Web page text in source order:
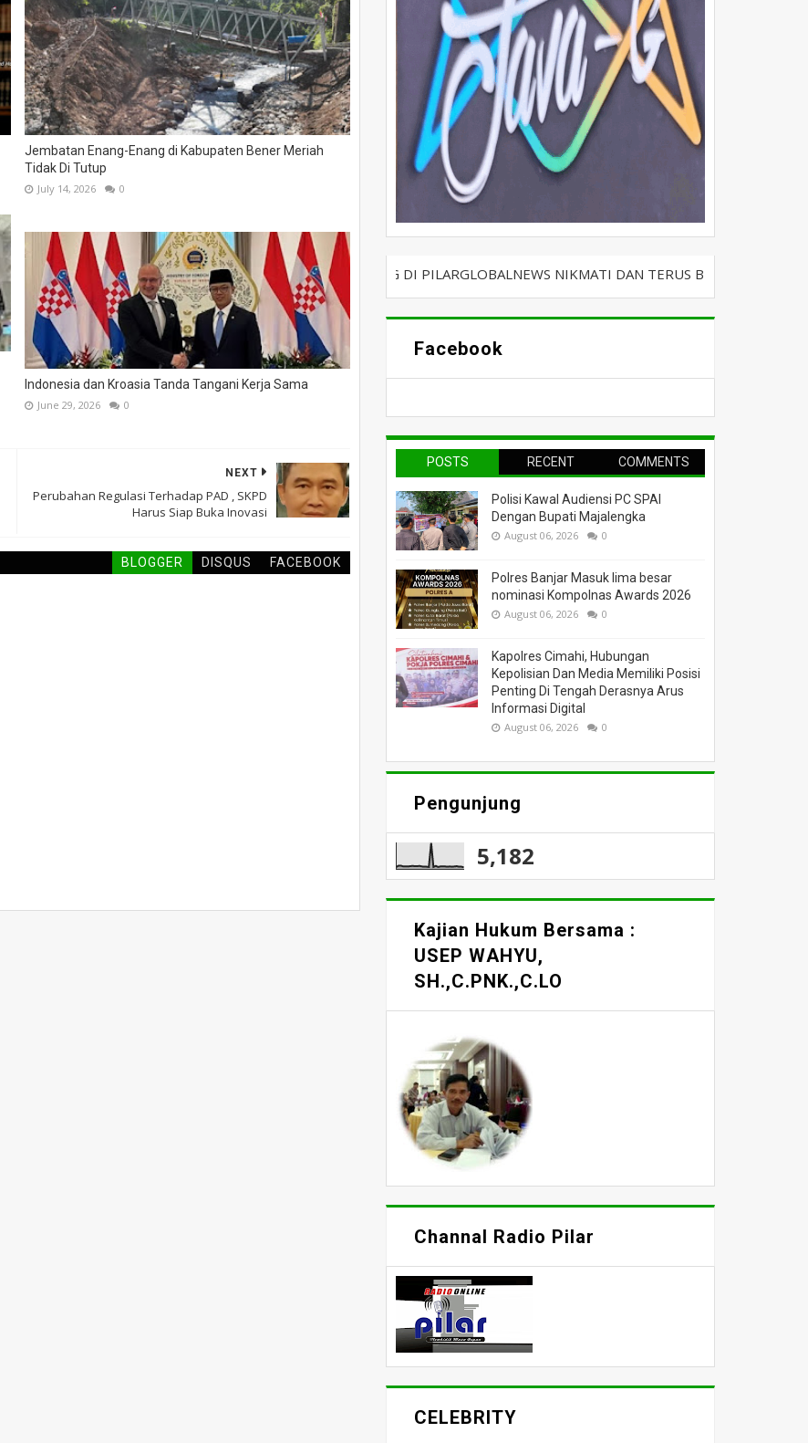
Jembatan Enang-Enang di Kabupaten Bener Meriah
Tidak Di Tutup
July 14, 2026 0
Indonesia dan Kroasia Tanda Tangani Kerja Sama
June 29, 2026 0
NEXT
Perubahan Regulasi Terhadap PAD , SKPD
Harus Siap Buka Inovasi
BLOGGER DISQUS FACEBOOK
SELAMAT DATANG DI PILARGLOBALNEWS NIKMATI DAN TERUS BERSELANCAR DENGAN
Facebook
POSTS RECENT COMMENTS
Polisi Kawal Audiensi PC SPAI
Dengan Bupati Majalengka
August 06, 2026 0
Polres Banjar Masuk lima besar
nominasi Kompolnas Awards 2026
August 06, 2026 0
Kapolres Cimahi, Hubungan
Kepolisian Dan Media Memiliki Posisi
Penting Di Tengah Derasnya Arus
Informasi Digital
August 06, 2026 0
Pengunjung
5,182
Kajian Hukum Bersama :
USEP WAHYU,
SH.,C.PNK.,C.LO
Channal Radio Pilar
CELEBRITY